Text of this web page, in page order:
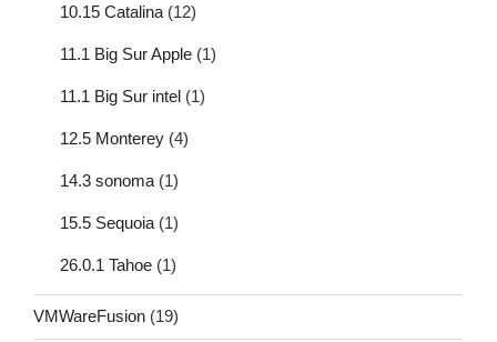
10.15 Catalina (12)
11.1 Big Sur Apple (1)
11.1 Big Sur intel (1)
12.5 Monterey (4)
14.3 sonoma (1)
15.5 Sequoia (1)
26.0.1 Tahoe (1)
VMWareFusion (19)